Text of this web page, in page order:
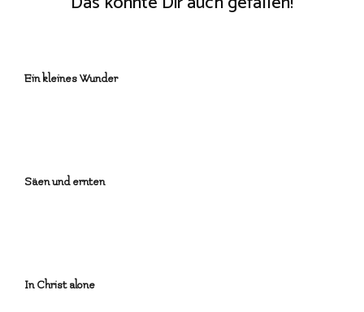
Ein kleines Wunder
Säen und ernten
In Christ alone